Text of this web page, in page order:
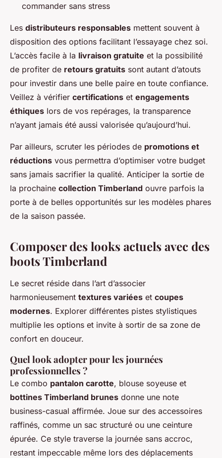
commander sans stress
Les distributeurs responsables mettent souvent à
disposition des options facilitant l’essayage chez soi.
L’accès facile à la livraison gratuite et la possibilité
de profiter de retours gratuits sont autant d’atouts
pour investir dans une belle paire en toute confiance.
Veillez à vérifier certifications et engagements
éthiques lors de vos repérages, la transparence
n’ayant jamais été aussi valorisée qu’aujourd’hui.
Par ailleurs, scruter les périodes de promotions et
réductions vous permettra d’optimiser votre budget
sans jamais sacrifier la qualité. Anticiper la sortie de
la prochaine collection Timberland ouvre parfois la
porte à de belles opportunités sur les modèles phares
de la saison passée.
Composer des looks actuels avec des
boots Timberland
Le secret réside dans l’art d’associer
harmonieusement textures variées et coupes
modernes. Explorer différentes pistes stylistiques
multiplie les options et invite à sortir de sa zone de
confort en douceur.
Quel look adopter pour les journées
professionnelles ?
Le combo pantalon carotte, blouse soyeuse et
bottines Timberland brunes donne une note
business-casual affirmée. Joue sur des accessoires
raffinés, comme un sac structuré ou une ceinture
épurée. Ce style traverse la journée sans accroc,
restant impeccable même lors des déplacements